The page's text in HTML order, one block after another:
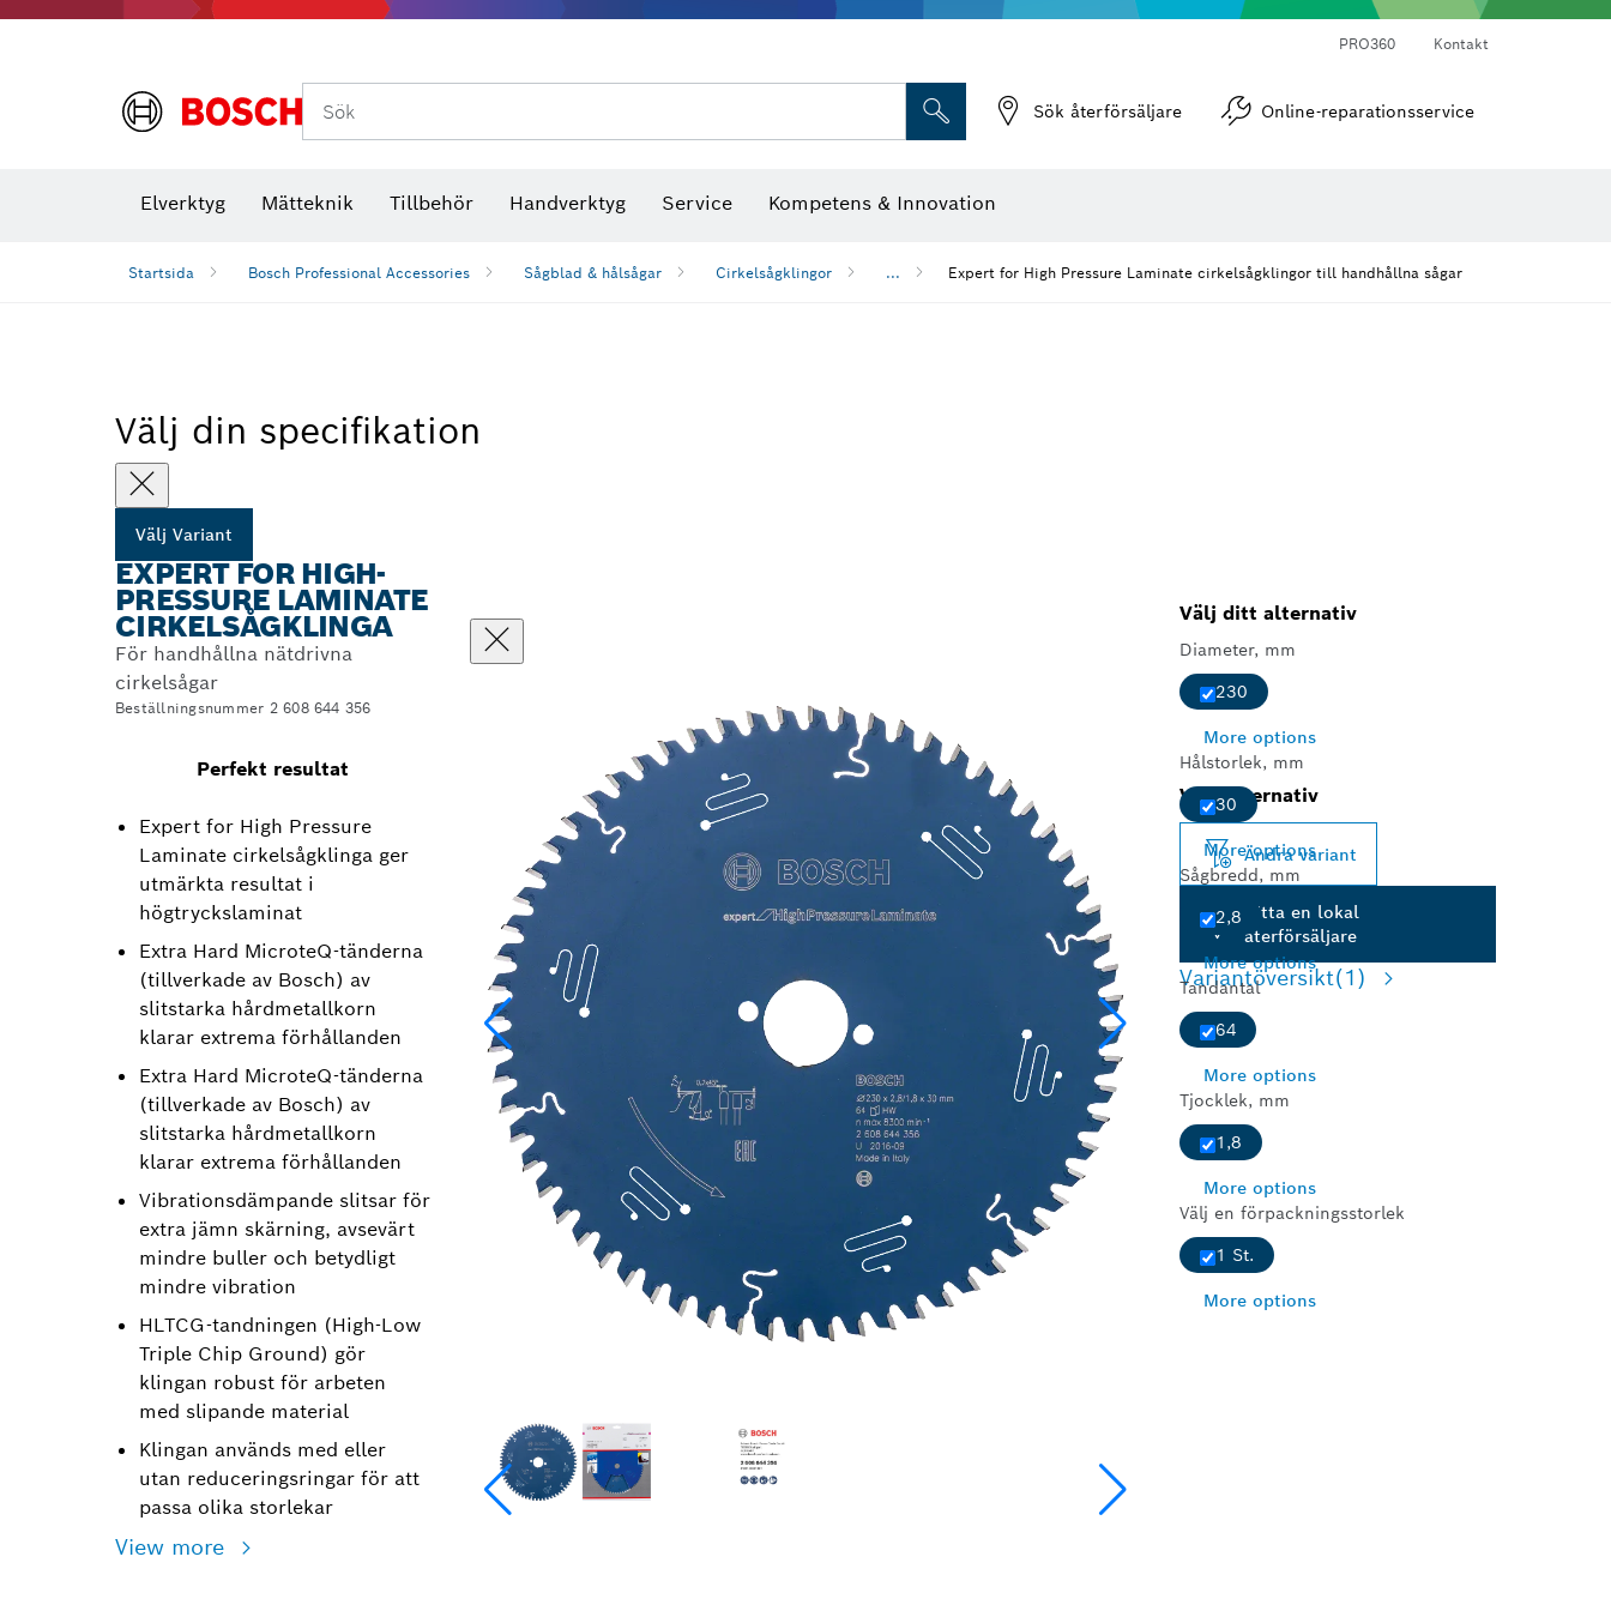
PRO360 Kontakt
Sök Sök återförsäljare Online-reparationsservice
Elverktyg Mätteknik Tillbehör Handverktyg Service Kompetens & Innovation
Startsida Bosch Professional Accessories Sågblad & hålsågar Cirkelsågklingor ... Expert for High Pressure Laminate cirkelsågklingor till handhållna sågar
Välj din specifikation
Välj Variant
EXPERT FOR HIGH-
PRESSURE LAMINATE
CIRKELSÅGKLINGA
För handhållna nätdrivna
cirkelsågar
Beställningsnummer 2 608 644 356
Perfekt resultat
Expert for High Pressure
Laminate cirkelsågklinga ger
utmärkta resultat i
högtryckslaminat
Extra Hard MicroteQ-tänderna
(tillverkade av Bosch) av
slitstarka hårdmetallkorn
klarar extrema förhållanden
Extra Hard MicroteQ-tänderna
(tillverkade av Bosch) av
slitstarka hårdmetallkorn
klarar extrema förhållanden
Vibrationsdämpande slitsar för
extra jämn skärning, avsevärt
mindre buller och betydligt
mindre vibration
HLTCG-tandningen (High-Low
Triple Chip Ground) gör
klingan robust för arbeten
med slipande material
Klingan används med eller
utan reduceringsringar för att
passa olika storlekar
View more
Välj ditt alternativ
Diameter, mm
230
More options
Hålstorlek, mm
30
More options
Sågbredd, mm
2,8
More options
Tandantal
64
More options
Tjocklek, mm
1,8
More options
Välj en förpackningsstorlek
1 St.
More options
Valt alternativ
Ändra variant
Hitta en lokal
återförsäljare
Variantöversikt(1)